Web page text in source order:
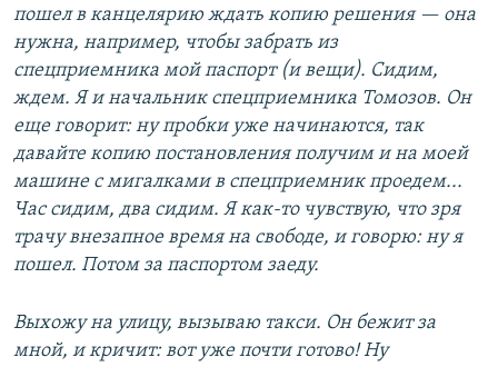
пошел в канцелярию ждать копию решения — она
нужна, например, чтобы забрать из
спецприемника мой паспорт (и вещи). Сидим,
ждем. Я и начальник спецприемника Томозов. Он
еще говорит: ну пробки уже начинаются, так
давайте копию постановления получим и на моей
машине с мигалками в спецприемник проедем...
Час сидим, два сидим. Я как-то чувствую, что зря
трачу внезапное время на свободе, и говорю: ну я
пошел. Потом за паспортом заеду.
Выхожу на улицу, вызываю такси. Он бежит за
мной, и кричит: вот уже почти готово! Ну